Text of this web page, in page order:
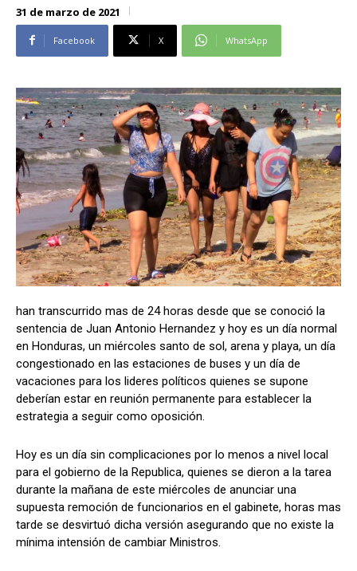
Alianza Patriotica
Libertad y Refundación
Centro Social Cristianos
Nueva Ruta
Noticias
Contáctenos
Suscríbase a nuestro boletín
Manténgase informado de nuestro contenido, recibiendo
noticias directamente en su correo electrónico.
Suscribirse
Facebook X WhatsApp
Alianza Patriotica
Libertad y Refundación
Centro Social Cristianos
Nueva Ruta
Noticias
Contáctenos
Suscríbase a nuestro boletín
Manténgase informado de nuestro contenido, recibiendo
noticias directamente en su correo electrónico.
Suscribirse
Facebook X WhatsApp
31 de marzo de 2021
Facebook X WhatsApp
han transcurrido mas de 24 horas desde que se conoció la
sentencia de Juan Antonio Hernandez y hoy es un día normal
en Honduras, un miércoles santo de sol, arena y playa, un día
congestionado en las estaciones de buses y un día de
vacaciones para los lideres políticos quienes se supone
deberían estar en reunión permanente para establecer la
estrategia a seguir como oposición.
Hoy es un día sin complicaciones por lo menos a nivel local
para el gobierno de la Republica, quienes se dieron a la tarea
durante la mañana de este miércoles de anunciar una
supuesta remoción de funcionarios en el gabinete, horas mas
tarde se desvirtuó dicha versión asegurando que no existe la
mínima intensión de cambiar Ministros.